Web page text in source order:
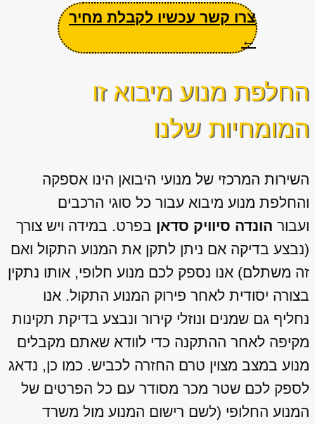
צרו קשר עכשיו לקבלת מחיר
←
החלפת מנוע מיבוא זו
המומחיות שלנו
השירות המרכזי של מנועי היבואן הינו אספקה
והחלפת מנוע מיבוא עבור כל סוגי הרכבים
ועבור הונדה סיוויק סדאן בפרט. במידה ויש צורך
(נבצע בדיקה אם ניתן לתקן את המנוע התקול ואם
זה משתלם) אנו נספק לכם מנוע חלופי, אותו נתקין
בצורה יסודית לאחר פירוק המנוע התקול. אנו
נחליף גם שמנים ונוזלי קירור ונבצע בדיקת תקינות
מקיפה לאחר ההתקנה כדי לוודא שאתם מקבלים
מנוע במצב מצוין טרם החזרה לכביש. כמו כן, נדאג
לספק לכם שטר מכר מסודר עם כל הפרטים של
המנוע החלופי (לשם רישום המנוע מול משרד